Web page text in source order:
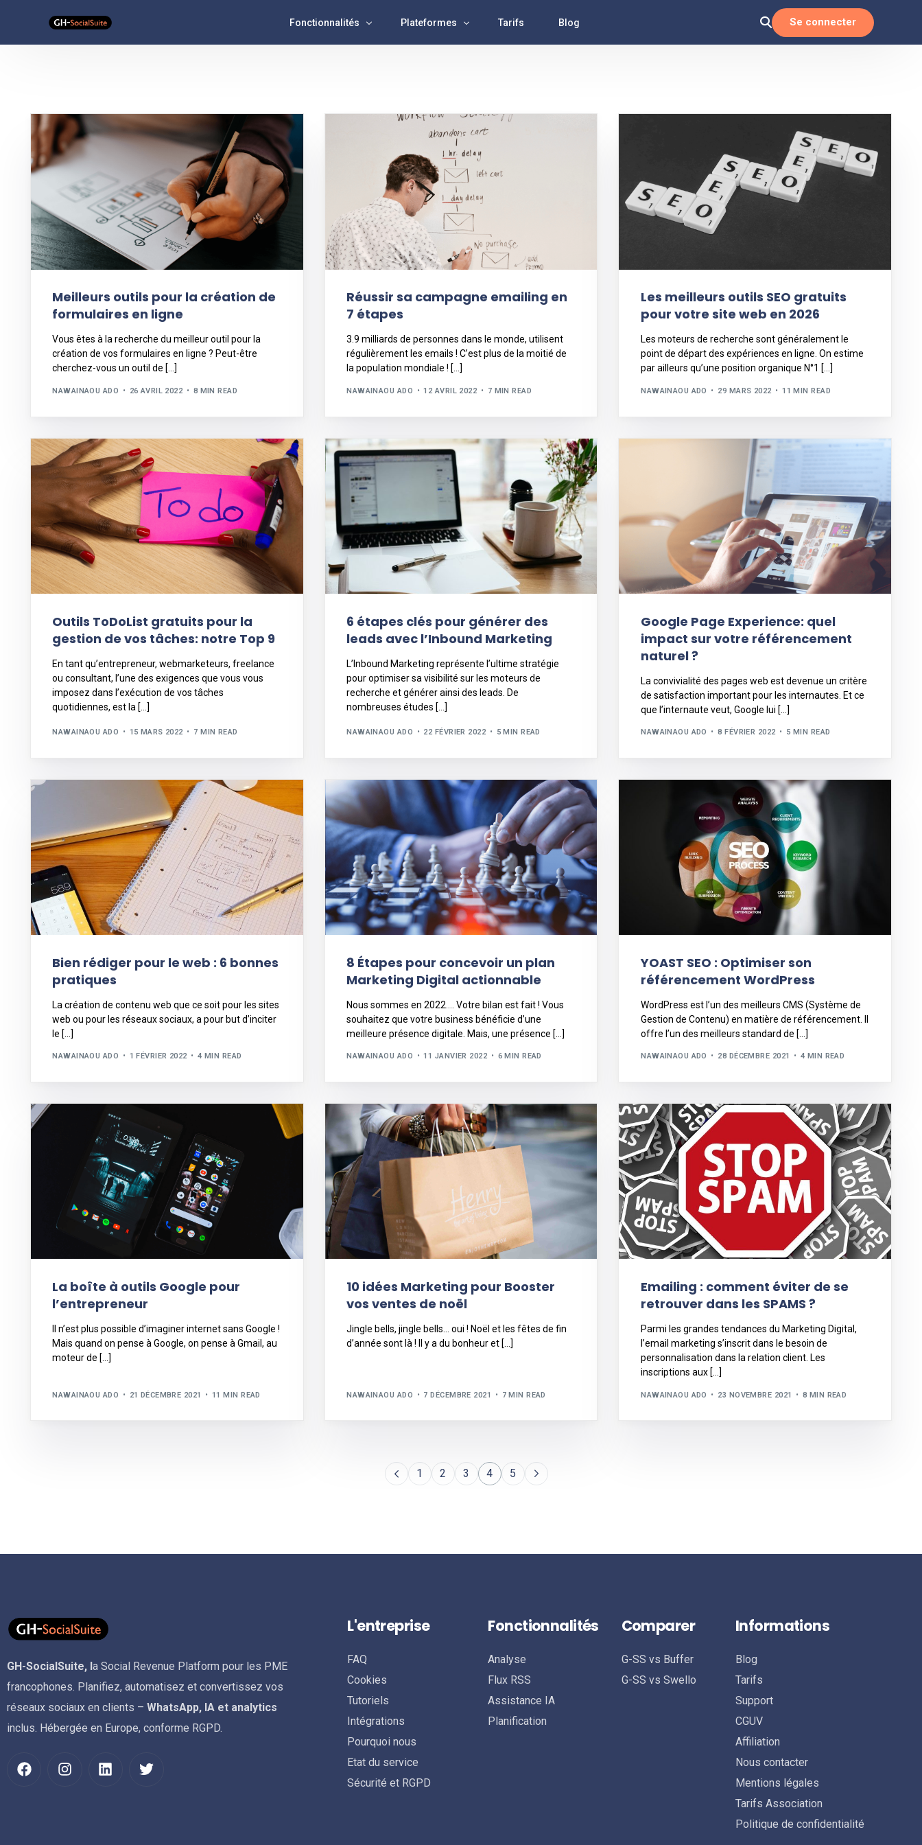
Fonctionnalités
Publication
Types de publications
Plateformes
X ( Twitter)
Youtube
Tarifs Blog Se connecter
Meilleurs outils pour la création de
formulaires en ligne
Vous êtes à la recherche du meilleur outil pour la
création de vos formulaires en ligne ? Peut-être
cherchez-vous un outil de […]
NAWAINAOU ADO 26 AVRIL 2022 8 MIN READ
Réussir sa campagne emailing en
7 étapes
3.9 milliards de personnes dans le monde, utilisent
régulièrement les emails ! C’est plus de la moitié de
la population mondiale ! […]
NAWAINAOU ADO 12 AVRIL 2022 7 MIN READ
Les meilleurs outils SEO gratuits
pour votre site web en 2026
Les moteurs de recherche sont généralement le
point de départ des expériences en ligne. On estime
par ailleurs qu’une position organique N°1 […]
NAWAINAOU ADO 29 MARS 2022 11 MIN READ
Outils ToDoList gratuits pour la
gestion de vos tâches: notre Top 9
En tant qu’entrepreneur, webmarketeurs, freelance
ou consultant, l’une des exigences que vous vous
imposez dans l’exécution de vos tâches
quotidiennes, est la […]
NAWAINAOU ADO 15 MARS 2022 7 MIN READ
6 étapes clés pour générer des
leads avec l’Inbound Marketing
L’Inbound Marketing représente l’ultime stratégie
pour optimiser sa visibilité sur les moteurs de
recherche et générer ainsi des leads. De
nombreuses études […]
NAWAINAOU ADO 22 FÉVRIER 2022 5 MIN READ
Google Page Experience: quel
impact sur votre référencement
naturel ?
La convivialité des pages web est devenue un critère
de satisfaction important pour les internautes. Et ce
que l’internaute veut, Google lui […]
NAWAINAOU ADO 8 FÉVRIER 2022 5 MIN READ
Bien rédiger pour le web : 6 bonnes
pratiques
La création de contenu web que ce soit pour les sites
web ou pour les réseaux sociaux, a pour but d’inciter
le […]
NAWAINAOU ADO 1 FÉVRIER 2022 4 MIN READ
8 Étapes pour concevoir un plan
Marketing Digital actionnable
Nous sommes en 2022…. Votre bilan est fait ! Vous
souhaitez que votre business bénéficie d’une
meilleure présence digitale. Mais, une présence […]
NAWAINAOU ADO 11 JANVIER 2022 6 MIN READ
YOAST SEO : Optimiser son
référencement WordPress
WordPress est l’un des meilleurs CMS (Système de
Gestion de Contenu) en matière de référencement. Il
offre l’un des meilleurs standard de […]
NAWAINAOU ADO 28 DÉCEMBRE 2021 4 MIN READ
La boîte à outils Google pour
l’entrepreneur
Il n’est plus possible d’imaginer internet sans Google !
Mais quand on pense à Google, on pense à Gmail, au
moteur de […]
NAWAINAOU ADO 21 DÉCEMBRE 2021 11 MIN READ
10 idées Marketing pour Booster
vos ventes de noël
Jingle bells, jingle bells… oui ! Noël et les fêtes de fin
d’année sont là ! Il y a du bonheur et […]
NAWAINAOU ADO 7 DÉCEMBRE 2021 7 MIN READ
Emailing : comment éviter de se
retrouver dans les SPAMS ?
Parmi les grandes tendances du Marketing Digital,
l’email marketing s’inscrit dans le besoin de
personnalisation dans la relation client. Les
inscriptions aux […]
NAWAINAOU ADO 23 NOVEMBRE 2021 8 MIN READ
1 2 3 4 5
GH-SocialSuite, la Social Revenue Platform pour les PME
francophones. Planifiez, automatisez et convertissez vos
réseaux sociaux en clients – WhatsApp, IA et analytics
inclus. Hébergée en Europe, conforme RGPD.
L'entreprise
FAQ
Cookies
Tutoriels
Intégrations
Pourquoi nous
Etat du service
Sécurité et RGPD
Fonctionnalités
Analyse
Flux RSS
Assistance IA
Planification
Comparer
G-SS vs Buffer
G-SS vs Swello
Informations
Blog
Tarifs
Support
CGUV
Affiliation
Nous contacter
Mentions légales
Tarifs Association
Politique de confidentialité